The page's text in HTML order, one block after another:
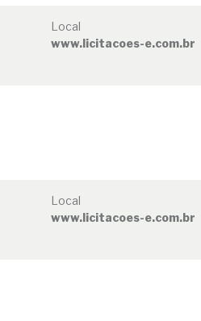
Local
www.licitacoes-e.com.br
Local
www.licitacoes-e.com.br